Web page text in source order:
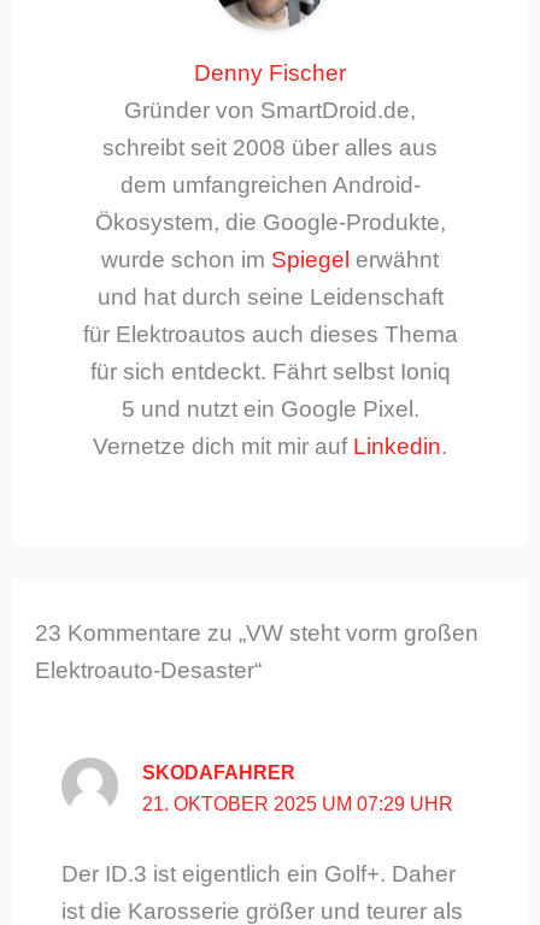
Denny Fischer
Gründer von SmartDroid.de,
schreibt seit 2008 über alles aus
dem umfangreichen Android-
Ökosystem, die Google-Produkte,
wurde schon im Spiegel erwähnt
und hat durch seine Leidenschaft
für Elektroautos auch dieses Thema
für sich entdeckt. Fährt selbst Ioniq
5 und nutzt ein Google Pixel.
Vernetze dich mit mir auf Linkedin.
23 Kommentare zu „VW steht vorm großen
Elektroauto-Desaster“
SKODAFAHRER
21. OKTOBER 2025 UM 07:29 UHR
Der ID.3 ist eigentlich ein Golf+. Daher
ist die Karosserie größer und teurer als